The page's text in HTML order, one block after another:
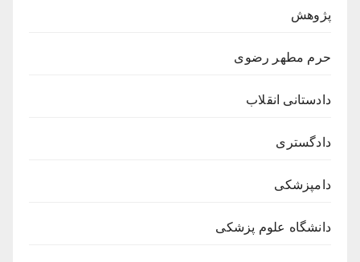
پژوهش
حرم مطهر رضوی
دادستانی انقلاب
دادگستری
دامپزشکی
دانشگاه علوم پزشکی